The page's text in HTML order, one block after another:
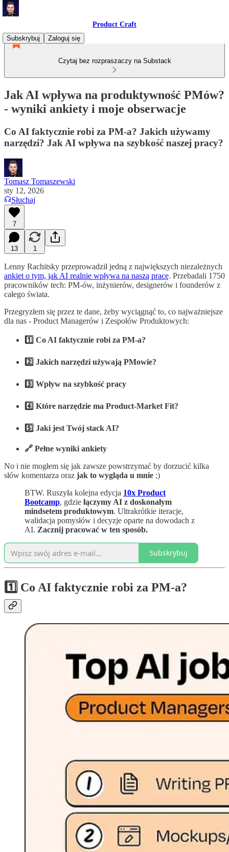
Product Craft
Subskrybuj
Zaloguj się
Czytaj bez rozpraszaczy na Substack
Jak AI wpływa na produktywność PMów?
- wyniki ankiety i moje obserwacje
Co AI faktycznie robi za PM-a? Jakich używamy
narzędzi? Jak AI wpływa na szybkość naszej pracy?
Tomasz Tomaszewski
sty 12, 2026
Słuchaj
7
13 1
Lenny Rachitsky przeprowadził jedną z największych niezależnych
ankiet o tym, jak AI realnie wpływa na naszą pracę. Przebadali 1750
pracowników tech: PM-ów, inżynierów, designerów i founderów z
całego świata.
Przegryzłem się przez te dane, żeby wyciągnąć to, co najważniejsze
dla nas - Product Managerów i Zespołów Produktowych:
1️⃣ Co AI faktycznie robi za PM-a?
2️⃣ Jakich narzędzi używają PMowie?
3️⃣ Wpływ na szybkość pracy
4️⃣ Które narzędzie ma Product-Market Fit?
5️⃣ Jaki jest Twój stack AI?
🔗 Pełne wyniki ankiety
No i nie mogłem się jak zawsze powstrzymać by dorzucić kilka
słów komentarza oraz jak to wygląda u mnie ;)
BTW. Ruszyła kolejna edycja 10x Product
Bootcamp, gdzie łączymy AI z doskonałym
mindsetem produktowym. Ultrakrótkie iteracje,
walidacja pomysłów i decyzje oparte na dowodach z
AI. Zacznij pracować w ten sposób.
Subskrybuj
1️⃣ Co AI faktycznie robi za PM-a?